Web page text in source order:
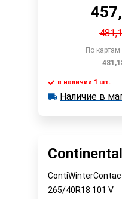
457,
По картам
в наличии 1 шт.
в наличии 1 шт.
Наличие в
Continental
265/40R18 101 V